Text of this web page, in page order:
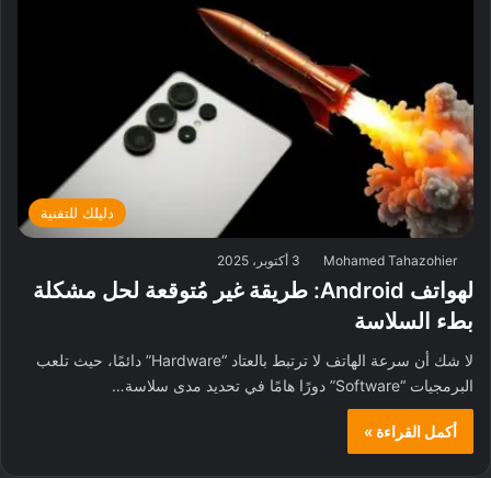
دليلك للتقنية
Mohamed Tahazohier 3 أكتوبر، 2025
لهواتف Android: طريقة غير مُتوقعة لحل مشكلة
بطء السلاسة
لا شك أن سرعة الهاتف لا ترتبط بالعتاد “Hardware” دائمًا، حيث تلعب
البرمجيات “Software” دورًا هامًا في تحديد مدى سلاسة…
أكمل القراءة »